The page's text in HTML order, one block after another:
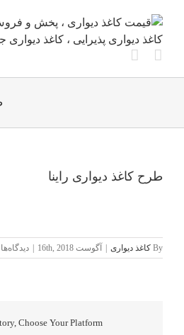
content
طرح کاغذ دیواری راینا
By کاغذ دیواری آگوست 16th, 2018 دیدگاه‌ها
Choose Your Platform!